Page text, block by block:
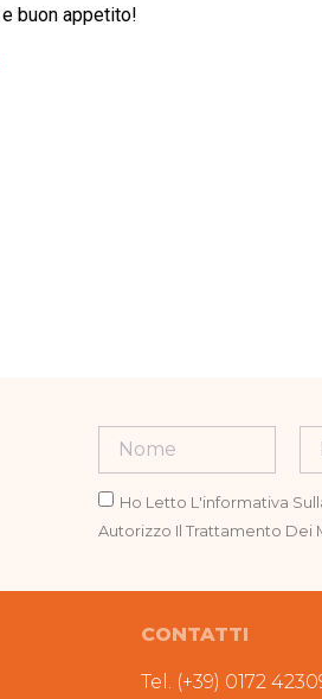
buon appetito!
Ho Letto L'informativa
Autorizzo Il Trattamento Dei
CONTATTI
Tel. (+39) 0172